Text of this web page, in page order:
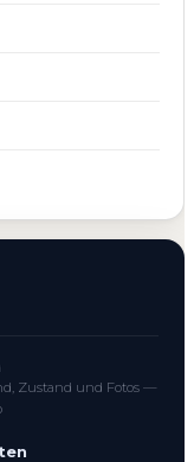
Zustand und Fotos —